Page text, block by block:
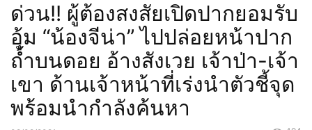
ด่วน!! ผู้ต้องสงสัยเปิดปากยอมรับ
อุ้ม “น้องจีน่า” ไปปล่อยหน้าปาก
ถ้ำบนดอย อ้างสังเวย เจ้าป่า-เจ้า
เขา ด้านเจ้าหน้าที่เร่งนำตัวชี้จุด
พร้อมนำกำลังค้นหา